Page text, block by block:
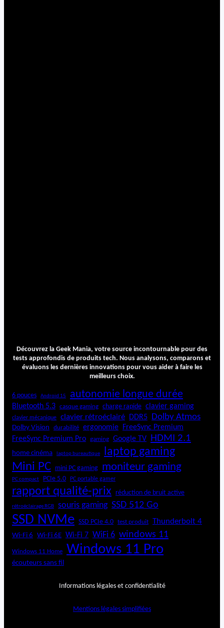
Découvrez la Geek Mania, votre source incontournable pour des
tests approfondis de produits tech. Nous analysons, comparons et
évaluons les dernières innovations pour vous aider à faire les
meilleurs choix.
6 pouces Android 15 autonomie longue durée
Bluetooth 5.3 casque gaming charge rapide clavier gaming
clavier mécanique clavier rétroéclairé DDR5 Dolby Atmos
Dolby Vision durabilité ergonomie FreeSync Premium
FreeSync Premium Pro
gaming Google TV HDMI 2.1
home cinéma laptop bureautique laptop gaming
Mini PC mini PC gaming moniteur gaming
PC compact PCIe 5.0 PC portable gamer
rapport qualité-prix réduction de bruit active
rétroéclairage RGB souris gaming SSD 512 Go
SSD NVMe SSD PCIe 4.0 test produit Thunderbolt 4
Wi-Fi 6 Wi-Fi 6E Wi-Fi 7 WiFi 6 windows 11
Windows 11 Home Windows 11 Pro
écouteurs sans fil
Informations légales et confidentialité
Mentions légales simplifiées